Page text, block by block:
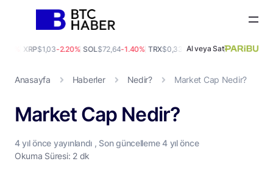
XRP$1,03-2.20% SOL$72,64-1.40% TRX$0,33-0.50% DOGE$0,07-0.60%
Al veya Sat
Anasayfa Haberler Nedir? Market Cap Nedir?
Market Cap Nedir?
4 yılönce yayınlandı , Son güncelleme4 yılönce
Okuma Süresi: 2 dk